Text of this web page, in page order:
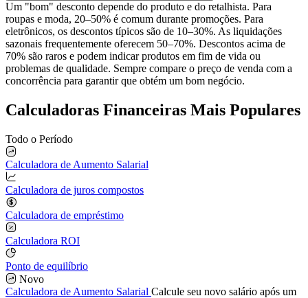
Um "bom" desconto depende do produto e do retalhista. Para
roupas e moda, 20–50% é comum durante promoções. Para
eletrônicos, os descontos típicos são de 10–30%. As liquidações
sazonais frequentemente oferecem 50–70%. Descontos acima de
70% são raros e podem indicar produtos em fim de vida ou
problemas de qualidade. Sempre compare o preço de venda com a
concorrência para garantir que obtém um bom negócio.
Calculadoras Financeiras Mais Populares
Todo o Período
Calculadora de Aumento Salarial
Calculadora de juros compostos
Calculadora de empréstimo
Calculadora ROI
Ponto de equilíbrio
Novo
Calculadora de Aumento Salarial Calcule seu novo salário após um